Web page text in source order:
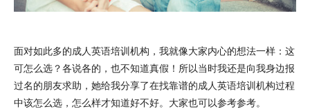
面对如此多的成人英语培训机构，我就像大家内心的想法一样：这
可怎么选？各说各的，也不知道真假！所以当时我还是向我身边报
过名的朋友求助，她给我分享了在找靠谱的成人英语培训机构过程
中该怎么选，怎么样才知道好不好。大家也可以参考参考。